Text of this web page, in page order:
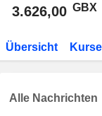
3.626,00 GBX
Übersicht Kurse
Alle Nachrichten